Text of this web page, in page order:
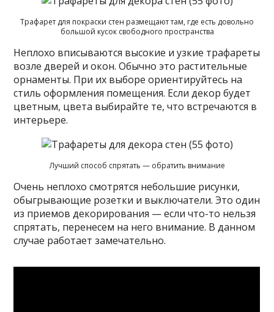
Трафарет для покраски стен размещают там, где есть довольно
большой кусок свободного пространства
Неплохо вписываются высокие и узкие трафареты
возле дверей и окон. Обычно это растительные
орнаменты. При их выборе ориентируйтесь на
стиль оформления помещения. Если декор будет
цветным, цвета выбирайте те, что встречаются в
интерьере.
Лучший способ спрятать — обратить внимание
Очень неплохо смотрятся небольшие рисунки,
обыгрывающие розетки и выключатели. Это один
из приемов декорирования — если что-то нельзя
спрятать, перенесем на него внимание. В данном
случае работает замечательно.